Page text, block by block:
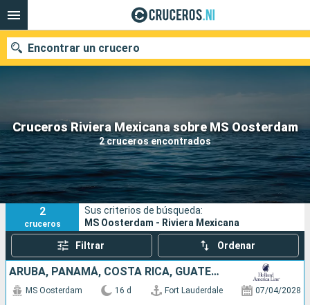
Cruceros Riviera Mexicana sobre MS Oosterdam
2 cruceros encontrados
Encontrar un crucero
Nuestros destinos
Fecha de salida
Puertos Compañías
Buscar
2
cruceros
Sus criterios de búsqueda:
MS Oosterdam - Riviera Mexicana
Filtrar Ordenar
ARUBA, PANAMÁ, COSTA RICA, GUATEMALA, MÉXICO, ESTADOS UNIDOS
MS Oosterdam 16 d Fort Lauderdale 07/04/2028